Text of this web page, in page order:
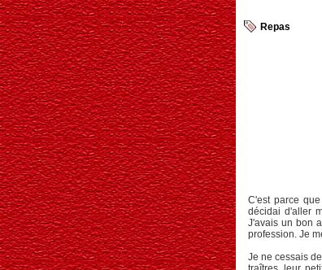
Repas
C'est parce
décidai d'aller
J'avais un bon
profession. Je
Je ne cessais